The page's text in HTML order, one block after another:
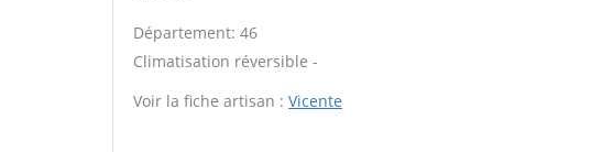
Département: 46
Climatisation réversible -
Voir la fiche artisan : Vicente